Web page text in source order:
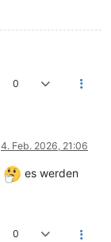
0
4. Feb. 2026, 21:06
es werden
0